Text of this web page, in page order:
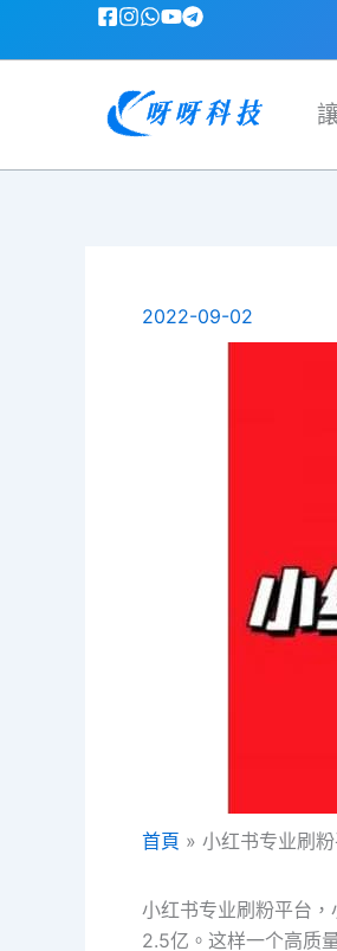
容
2022-09-02
首頁 小红书专业刷
小红书专业刷粉平台
2.5亿。这样一个高质